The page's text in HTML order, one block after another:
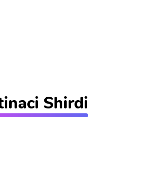
Shirdi